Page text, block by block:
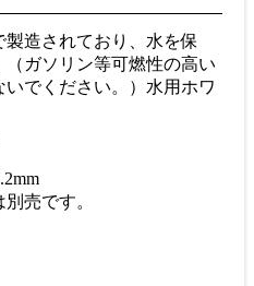
造されており、水を保
ガソリン等可燃性の高い
でください。）水用ホワ
売です。